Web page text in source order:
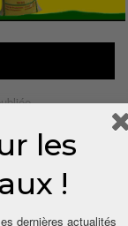
les
!
dernières actualités